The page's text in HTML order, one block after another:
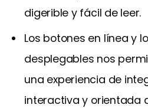
digerible y fácil de leer.
Los botones en línea y
desplegables nos
una experiencia de
interactiva y orientada